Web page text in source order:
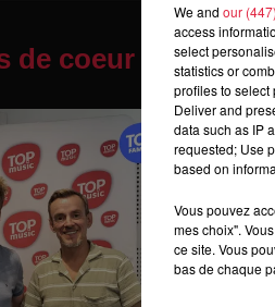
de coeur de la
We and our
access
select
statistics or
profiles to select
Deliver and
data such as IP
requested; Use
based on
Vous pouvez
mes choix".
ce site. Vous
bas de chaque